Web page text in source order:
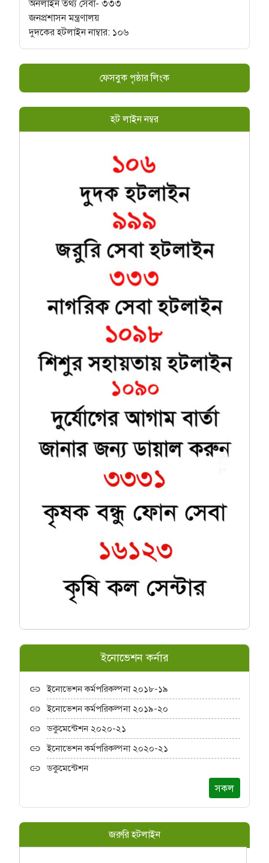
অনলাইন তথ্য সেবা- ৩৩৩
জনপ্রশাসন মন্ত্রণালয়
দুদকের হটলাইন নাম্বার: ১০৬
ফেসবুক পৃষ্ঠার লিংক
হট লাইন নম্বর
ইনোভেশন কর্নার
ইনোভেশন কর্মপরিকল্পনা ২০১৮-১৯
ইনোভেশন কর্মপরিকল্পনা ২০১৯-২০
ডকুমেন্টেশন ২০২০-২১
ইনোভেশন কর্মপরিকল্পনা ২০২০-২১
ডকুমেন্টেশন
সকল
জরুরি হটলাইন